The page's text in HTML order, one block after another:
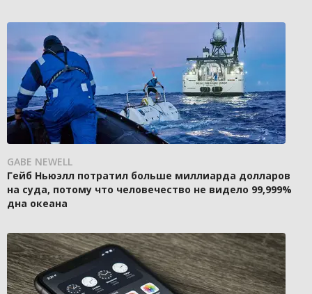
GABE NEWELL
Гейб Ньюэлл потратил больше миллиарда долларов
на суда, потому что человечество не видело 99,999%
дна океана